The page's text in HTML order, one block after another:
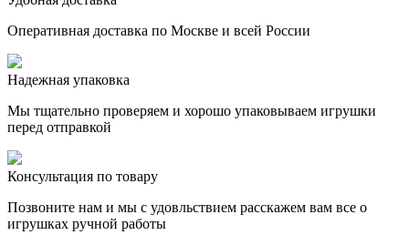
Оперативная доставка по Москве и всей России
Надежная упаковка
Мы тщательно проверяем и хорошо упаковываем игрушки
перед отправкой
Консультация по товару
Позвоните нам и мы с удовльствием расскажем вам все о
игрушках ручной работы